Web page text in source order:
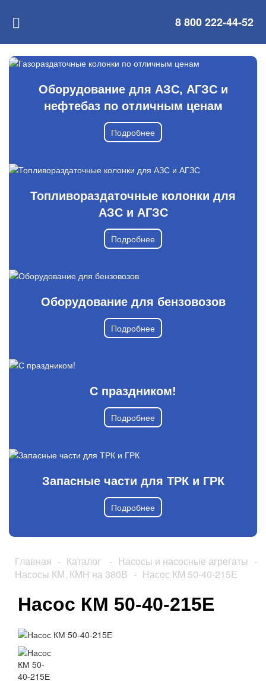
8 800 222-44-52
Оборудование для АЗС, АГЗС и
нефтебаз по отличным ценам
Подробнее
Топливораздаточные колонки для
АЗС и АГЗС
Подробнее
Оборудование для бензовозов
Подробнее
С праздником!
Подробнее
Запасные части для ТРК и ГРК
Подробнее
Главная - Каталог - Насосы и насосные агрегаты -
Насосы КМ, КМН на 380В - Насос КМ 50-40-215Е
Насос КМ 50-40-215Е